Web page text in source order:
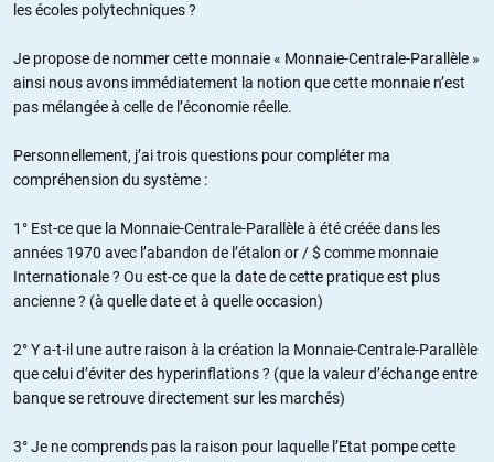
les écoles polytechniques ?
Je propose de nommer cette monnaie « Monnaie-Centrale-Parallèle »
ainsi nous avons immédiatement la notion que cette monnaie n’est
pas mélangée à celle de l’économie réelle.
Personnellement, j’ai trois questions pour compléter ma
compréhension du système :
1° Est-ce que la Monnaie-Centrale-Parallèle à été créée dans les
années 1970 avec l’abandon de l’étalon or / $ comme monnaie
Internationale ? Ou est-ce que la date de cette pratique est plus
ancienne ? (à quelle date et à quelle occasion)
2° Y a-t-il une autre raison à la création la Monnaie-Centrale-Parallèle
que celui d’éviter des hyperinflations ? (que la valeur d’échange entre
banque se retrouve directement sur les marchés)
3° Je ne comprends pas la raison pour laquelle l’Etat pompe cette